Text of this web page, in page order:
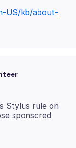
US/kb/about-
Stylus rule on
sponsored